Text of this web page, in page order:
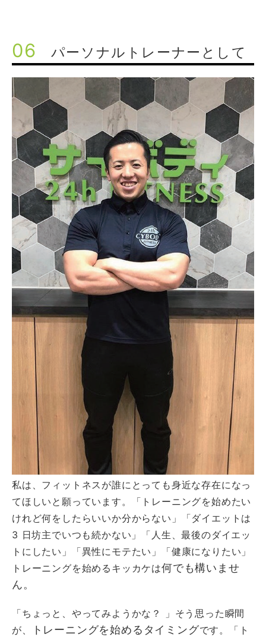
06 パーソナルトレーナーとして
私は、フィットネスが誰にとっても身近な存在になっ
てほしいと願っています。「トレーニングを始めたい
けれど何をしたらいいか分からない」「ダイエットは
3 日坊主でいつも続かない」「人生、最後のダイエッ
トにしたい」「異性にモテたい」「健康になりたい」
トレーニングを始めるキッカケは何でも構いませ
ん。
「ちょっと、やってみようかな？ 」そう思った瞬間
が、
トレーニングを始めるタイミングです。「ト